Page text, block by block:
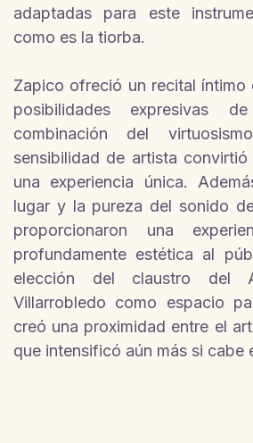
adaptadas para este
como es la tiorba.
Zapico ofreció un recital íntimo
posibilidades expresivas
combinación del
sensibilidad de artista
una experiencia única.
lugar y la pureza del sonido
proporcionaron una
profundamente estética al
elección del claustro del
Villarrobledo como espacio
creó una proximidad entre el
que intensificó aún más si cabe